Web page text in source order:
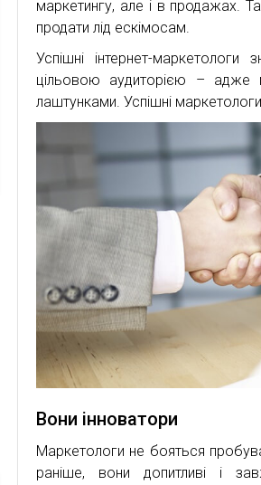
маркетингу, але і в продажах.
продати лід ескімосам.
Успішні інтернет-
цільовою аудиторією – адже
лаштунками. Успішні
Вони інноватори
Маркетологи не бояться
раніше, вони допитливі і